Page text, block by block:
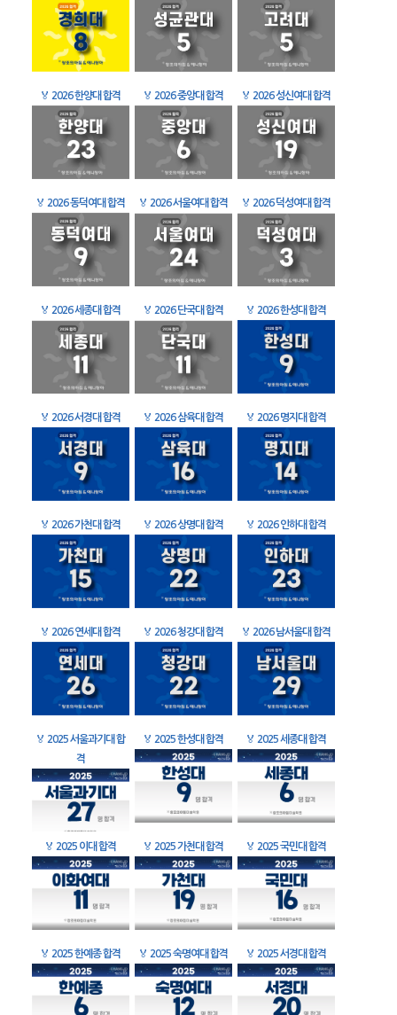
🏅 2026 한양대 합격 🏅 2026 중앙대 합격 🏅 2026 성신여대 합격
🏅 2026 동덕여대 합격 🏅 2026 서울여대 합격 🏅 2026 덕성여대 합격
🏅 2026 세종대 합격 🏅 2026 단국대 합격 🏅 2026 한성대 합격
🏅 2026 서경대 합격 🏅 2026 삼육대 합격 🏅 2026 명지대 합격
🏅 2026 가천대 합격 🏅 2026 상명대 합격 🏅 2026 인하대 합격
🏅 2026 연세대 합격 🏅 2026 청강대 합격 🏅 2026 남서울대 합격
🏅 2025 서울과기대 합
격
🏅 2025 한성대 합격 🏅 2025 세종대 합격
🏅 2025 이대 합격 🏅 2025 가천대 합격 🏅 2025 국민대 합격
🏅 2025 한예종 합격 🏅 2025 숙명여대 합격 🏅 2025 서경대 합격